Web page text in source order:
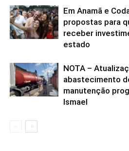
Em Anamã e
propostas para
receber
estado
NOTA –
abastecimento
manutenção
Ismael